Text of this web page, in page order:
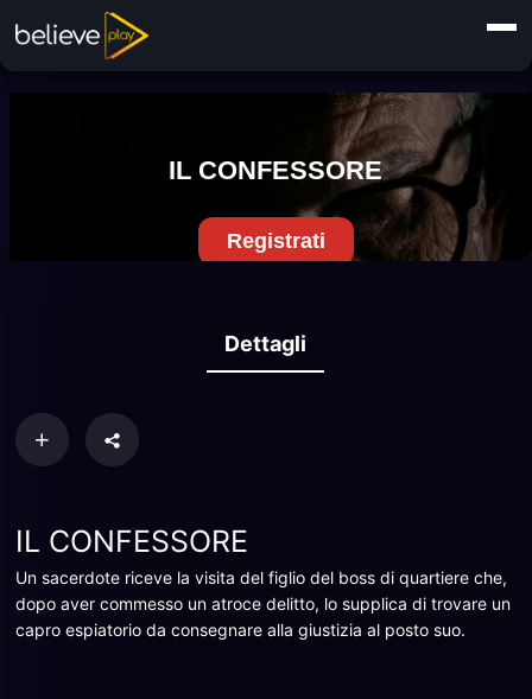
Dettagli
IL CONFESSORE
Un sacerdote riceve la visita del figlio del boss di quartiere che,
dopo aver commesso un atroce delitto, lo supplica di trovare un
capro espiatorio da consegnare alla giustizia al posto suo.